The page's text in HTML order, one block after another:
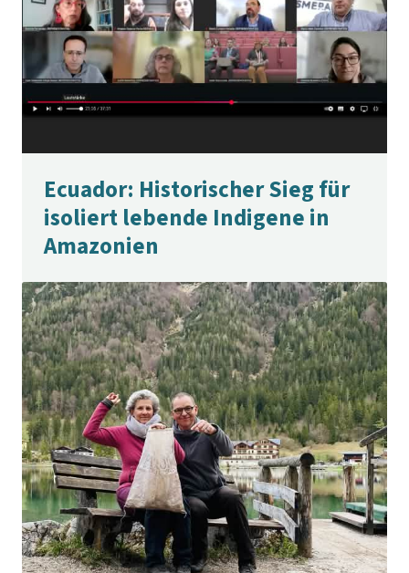
Ecuador: Historischer Sieg für
isoliert lebende Indigene in
Amazonien